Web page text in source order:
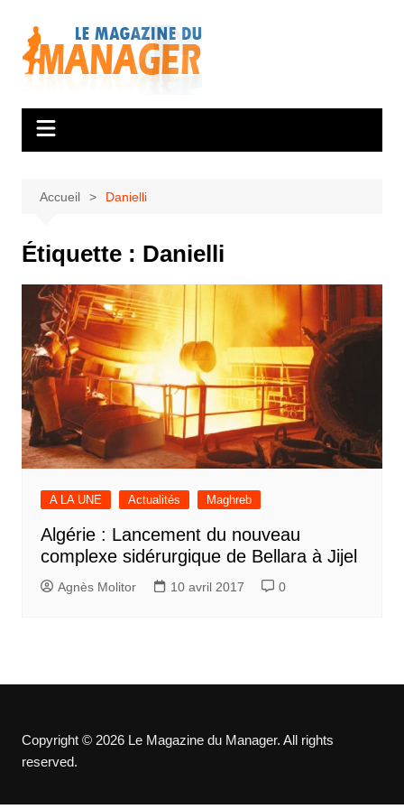
contenu
Accueil Danielli
Étiquette : Danielli
A LA UNE Actualités Maghreb
Algérie : Lancement du nouveau
complexe sidérurgique de Bellara à Jijel
Agnès Molitor 10 avril 2017 0
Copyright © 2026 Le Magazine du Manager. All rights
reserved.